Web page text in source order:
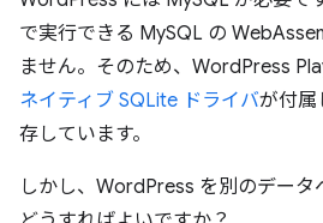
で実行できる MySQL の
ません。そのため、WordPress
ネイティブ SQLite ドライバが付属
存しています。
しかし、WordPress を別のデータ